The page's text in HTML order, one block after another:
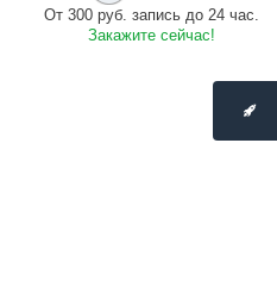
От 300 руб. запись до 24 час.
Закажите сейчас!